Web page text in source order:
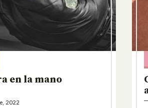
en la mano
2022